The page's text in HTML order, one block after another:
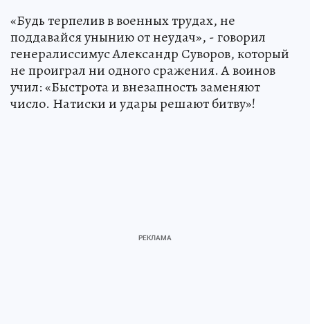
«Будь терпелив в военных трудах, не
поддавайся унынию от неудач», - говорил
генералиссимус Александр Суворов, который
не проиграл ни одного сражения. А воинов
учил: «Быстрота и внезапность заменяют
число. Натиски и удары решают битву»!